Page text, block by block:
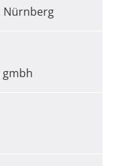
Nürnberg